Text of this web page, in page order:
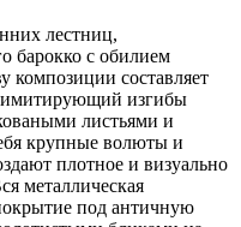
лестниц,
барокко с обилием
композиции составляет
имитирующий изгибы
листьями и
крупные волюты и
плотное и визуально
металлическая
под античную